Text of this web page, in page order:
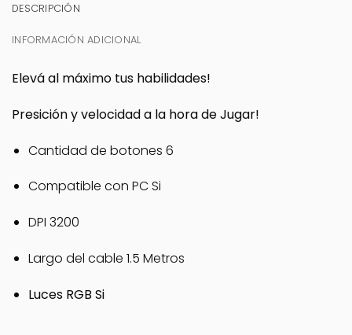
DESCRIPCIÓN
INFORMACIÓN ADICIONAL
Elevá al máximo tus habilidades!
Presición y velocidad a la hora de Jugar!
Cantidad de botones 6
Compatible con PC Si
DPI 3200
Largo del cable 1.5 Metros
Luces RGB Si